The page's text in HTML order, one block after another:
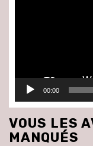
00:00
VOUS LES
MANQUÉS